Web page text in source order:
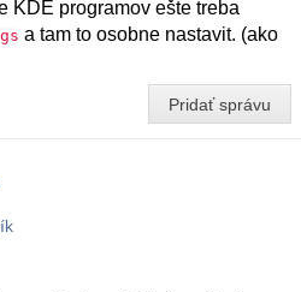
KDE programov ešte treba
a tam to osobne nastavit. (ako
Pridať správu